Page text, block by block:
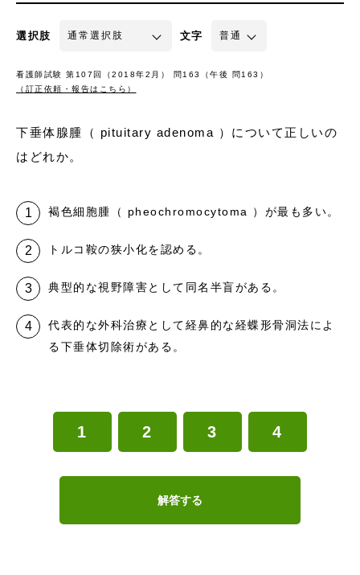
選択肢 文字
看護師試験 第107回（2018年2月） 問163（午後 問163）
（訂正依頼・報告はこちら）
下垂体腺腫（ pituitary adenoma ）について正しいの
はどれか。
褐色細胞腫（ pheochromocytoma ）が最も多い。
トルコ鞍の狭小化を認める。
典型的な視野障害として同名半盲がある。
代表的な外科治療として経鼻的な経蝶形骨洞法によ
る下垂体切除術がある。
1 2 3 4
解答する